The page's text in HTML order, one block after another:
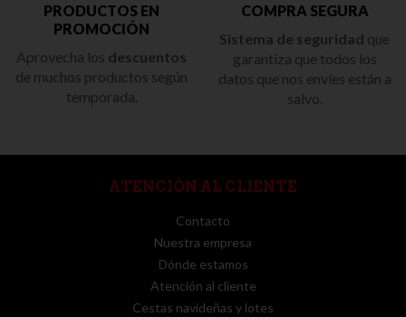
PRODUCTOS EN
PROMOCIÓN
Aprovecha los descuentos
de muchos productos según
temporada.
COMPRA SEGURA
Sistema de seguridad que
garantiza que todos los
datos que nos envíes están a
salvo.
ATENCIÓN AL CLIENTE
Contacto
Nuestra empresa
Dónde estamos
Atención al cliente
Cestas navideñas y lotes